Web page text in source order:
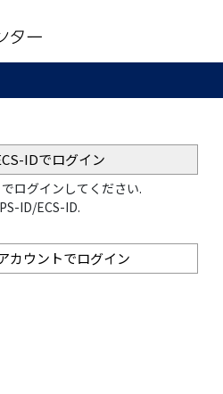
IDでログイン
ログインしてください.
ID/ECS-ID.
カウントでログイン